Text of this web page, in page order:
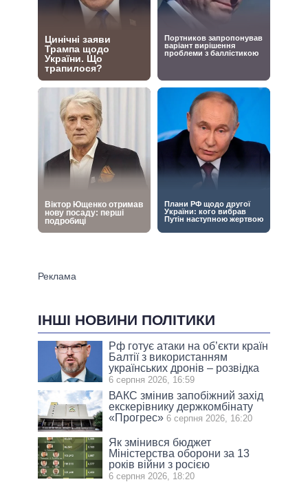
ІНШІ НОВИНИ ПОЛІТИКИ
Рф готує атаки на об’єкти країн
Балтії з використанням
українських дронів – розвідка
6 серпня 2026, 16:59
ВАКС змінив запобіжний захід
екскерівнику держкомбінату
«Прогрес» 6 серпня 2026, 16:20
Як змінився бюджет
Міністерства оборони за 13
років війни з росією
6 серпня 2026, 18:20